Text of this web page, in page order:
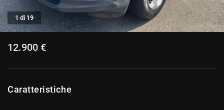
CONTATTI
NEWS
1 di 19
12.900 €
Caratteristiche